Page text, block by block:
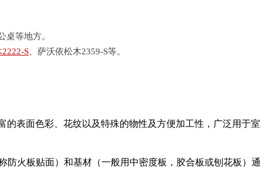
等地方。
S、萨沃依松木2359-S等。
表面色彩、花纹以及特殊的物性及方便加工性，广泛用于室
火板贴面）和基材（一般用中密度板，胶合板或刨花板）通